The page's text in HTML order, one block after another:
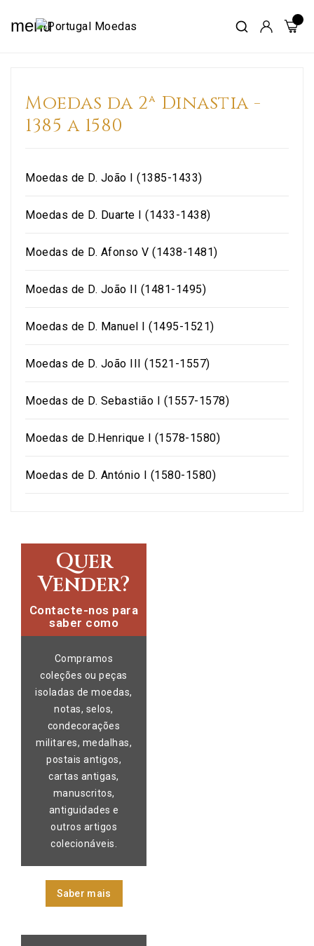
menu
Moedas da 2ª Dinastia -
1385 a 1580
Moedas de D. João I (1385-1433)
Moedas de D. Duarte I (1433-1438)
Moedas de D. Afonso V (1438-1481)
Moedas de D. João II (1481-1495)
Moedas de D. Manuel I (1495-1521)
Moedas de D. João III (1521-1557)
Moedas de D. Sebastião I (1557-1578)
Moedas de D.Henrique I (1578-1580)
Moedas de D. António I (1580-1580)
Quer
Vender?
Contacte-nos para
saber como
Compramos
coleções ou peças
isoladas de moedas,
notas, selos,
condecorações
militares, medalhas,
postais antigos,
cartas antigas,
manuscritos,
antiguidades e
outros artigos
colecionáveis.
Saber mais